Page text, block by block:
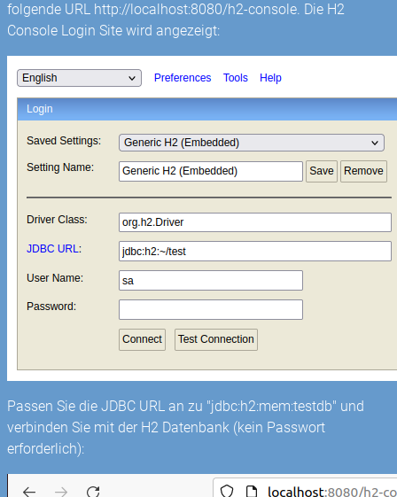
folgende URL http://localhost:8080/h2-console. Die H2
Console Login Site wird angezeigt:
Passen Sie die JDBC URL an zu "jdbc:h2:mem:testdb" und
verbinden Sie mit der H2 Datenbank (kein Passwort
erforderlich):